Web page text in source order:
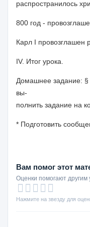
распространилось
800 год -
Карл I провозглашен
IV. Итог урока.
Домашнее задание: §
вы-
полнить задание на
* Подготовить
Вам помог этот
Оценки помогают
Нажмите на звезду для